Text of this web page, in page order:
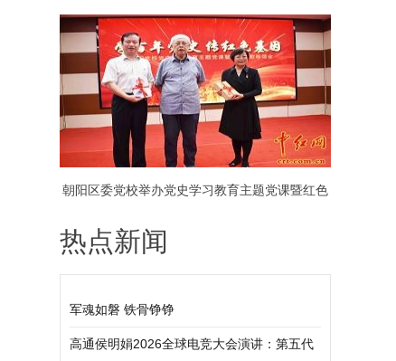
行
朝阳区委党校举办党史学习教育主题党课暨红色
诗歌咏颂会（组图）
热点新闻
军魂如磐 铁骨铮铮
高通侯明娟2026全球电竞大会演讲：第五代